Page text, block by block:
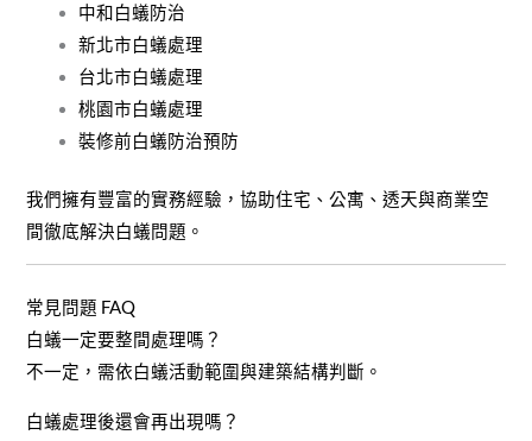
中和白蟻防治
新北市白蟻處理
台北市白蟻處理
桃園市白蟻處理
裝修前白蟻防治預防
我們擁有豐富的實務經驗，協助住宅、公寓、透天與商業空
間徹底解決白蟻問題。
常見問題 FAQ
白蟻一定要整間處理嗎？
不一定，需依白蟻活動範圍與建築結構判斷。
白蟻處理後還會再出現嗎？